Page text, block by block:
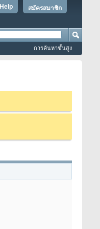
สมัครสมาชิก
Help
การค้นหาขั้นสูง